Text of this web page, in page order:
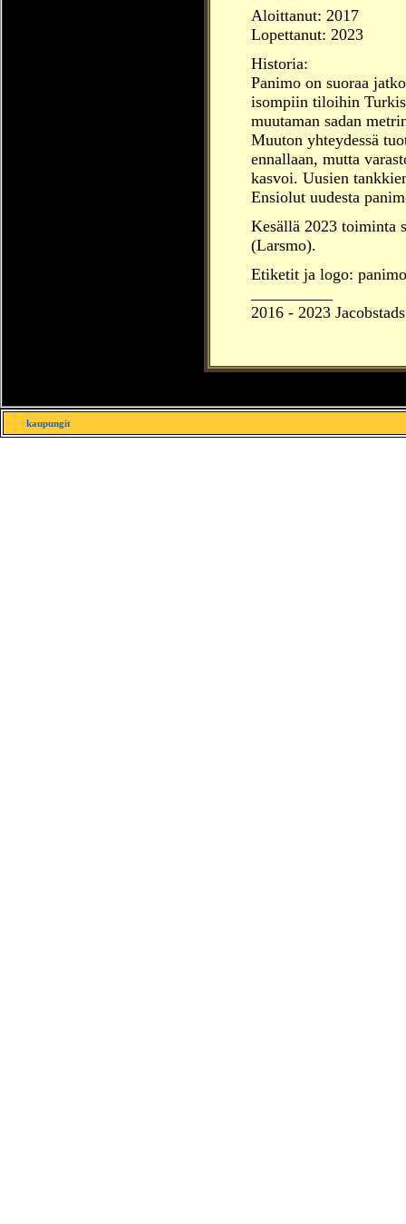
Aloittanut: 2017
Lopettanut: 2023
Historia:
Panimo on suoraa
isompiin tiloihin
muutaman sadan
Muuton yhteydessä
ennallaan, mutta
kasvoi. Uusien
Ensiolut uudesta
Kesällä 2023 toiminta
(Larsmo).
Etiketit ja logo:
2016 - 2023
kaupungit